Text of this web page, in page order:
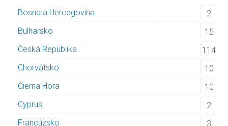
Bosna a Hercegovina
2
Bulharsko
15
Česká Republika
114
Chorvátsko
10
Čierna Hora
10
Cyprus
2
Francúzsko
3